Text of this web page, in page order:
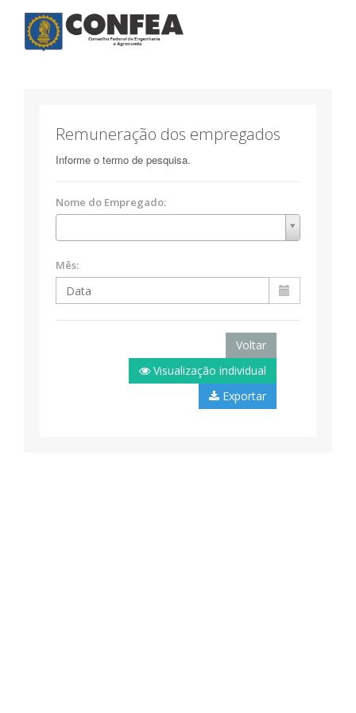
Remuneração dos empregados
Informe o termo de pesquisa.
Nome do Empregado:
Mês:
Voltar
Visualização individual
Exportar